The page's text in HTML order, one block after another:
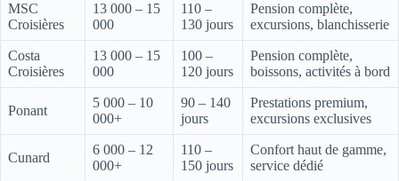
MSC
Croisières
13 000 – 15
000
110 –
130 jours
Pension complète,
excursions, blanchisserie
Costa
Croisières
13 000 – 15
000
100 –
120 jours
Pension complète,
boissons, activités à bord
Ponant
5 000 – 10
000+
90 – 140
jours
Prestations premium,
excursions exclusives
Cunard
6 000 – 12
000+
110 –
150 jours
Confort haut de gamme,
service dédié